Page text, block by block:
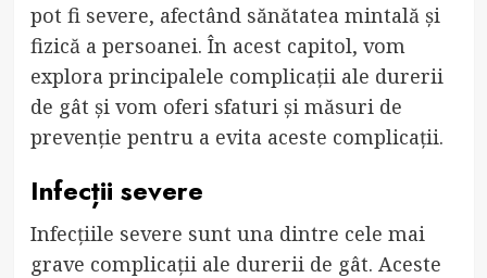
pot fi severe, afectând sănătatea mintală și
fizică a persoanei. În acest capitol, vom
explora principalele complicații ale durerii
de gât și vom oferi sfaturi și măsuri de
prevenție pentru a evita aceste complicații.
Infecții severe
Infecțiile severe sunt una dintre cele mai
grave complicații ale durerii de gât. Aceste